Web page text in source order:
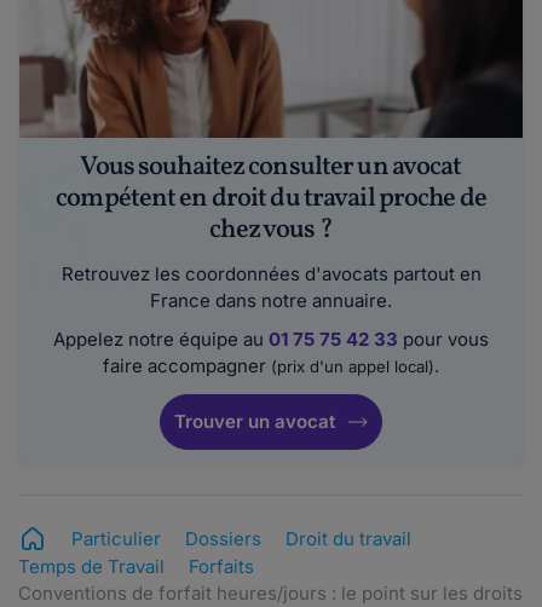
Vous souhaitez consulter un avocat
compétent en droit du travail proche de
chez vous ?
Retrouvez les coordonnées d'avocats partout en
France dans notre annuaire.
Appelez notre équipe au 01 75 75 42 33 pour vous
faire accompagner (prix d'un appel local).
Trouver un avocat
Particulier Dossiers
Droit du travail
Temps de Travail
Forfaits
Conventions de forfait heures/jours : le point sur les droits